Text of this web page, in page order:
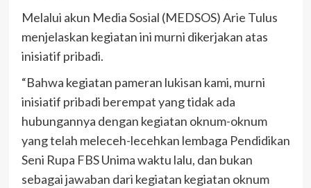
Melalui akun Media Sosial (MEDSOS) Arie Tulus
menjelaskan kegiatan ini murni dikerjakan atas
inisiatif pribadi.
“Bahwa kegiatan pameran lukisan kami, murni
inisiatif pribadi berempat yang tidak ada
hubungannya dengan kegiatan oknum-oknum
yang telah meleceh-lecehkan lembaga Pendidikan
Seni Rupa FBS Unima waktu lalu, dan bukan
sebagai jawaban dari kegiatan kegiatan oknum